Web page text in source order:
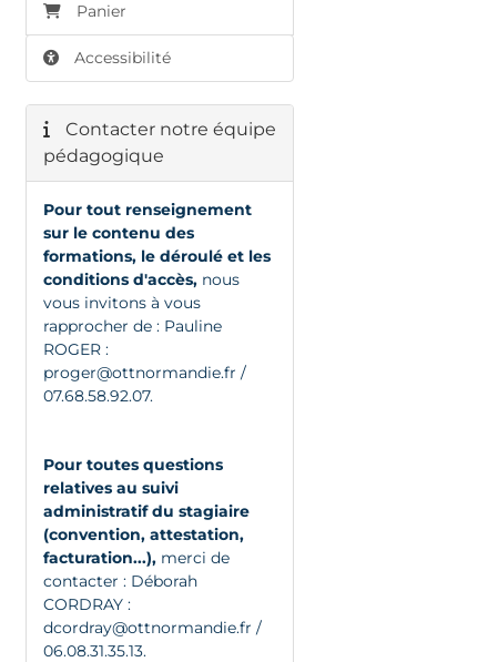
Panier
Accessibilité
Contacter notre équipe
pédagogique
Pour tout renseignement
sur le contenu des
formations, le déroulé et les
conditions d'accès,nous
vous invitons à vous
rapprocher de : Pauline
ROGER :
proger@ottnormandie.fr /
07.68.58.92.07.
Pour toutes questions
relatives au suivi
administratif du stagiaire
(convention, attestation,
facturation...), merci de
contacter : Déborah
CORDRAY :
dcordray@ottnormandie.fr /
06.08.31.35.13.